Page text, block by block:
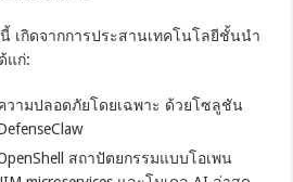
เกิดจากการประสานเทคโนโลยีชั้นนำ
แก่:
วามปลอดภัยโดยเฉพาะ ด้วยโซลูชัน
สถาปัตยกรรมแบบโอเพน